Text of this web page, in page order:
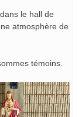
le hall de
atmosphère de
témoins.